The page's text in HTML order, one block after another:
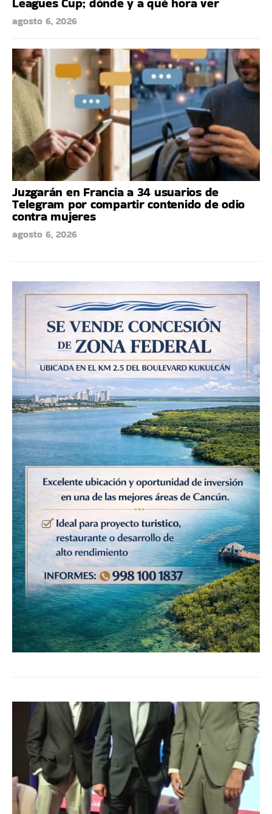
agosto 6, 2026
Juzgarán en Francia a 34 usuarios de
Telegram por compartir contenido de odio
contra mujeres
agosto 6, 2026